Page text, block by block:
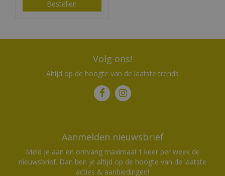
Bestellen
Volg ons!
Altijd op de hoogte van de laatste trends
Aanmelden nieuwsbrief
Meld je aan en ontvang maximaal 1 keer per week de
nieuwsbrief. Dan ben je altijd op de hoogte van de laatste
acties & aanbiedingen!